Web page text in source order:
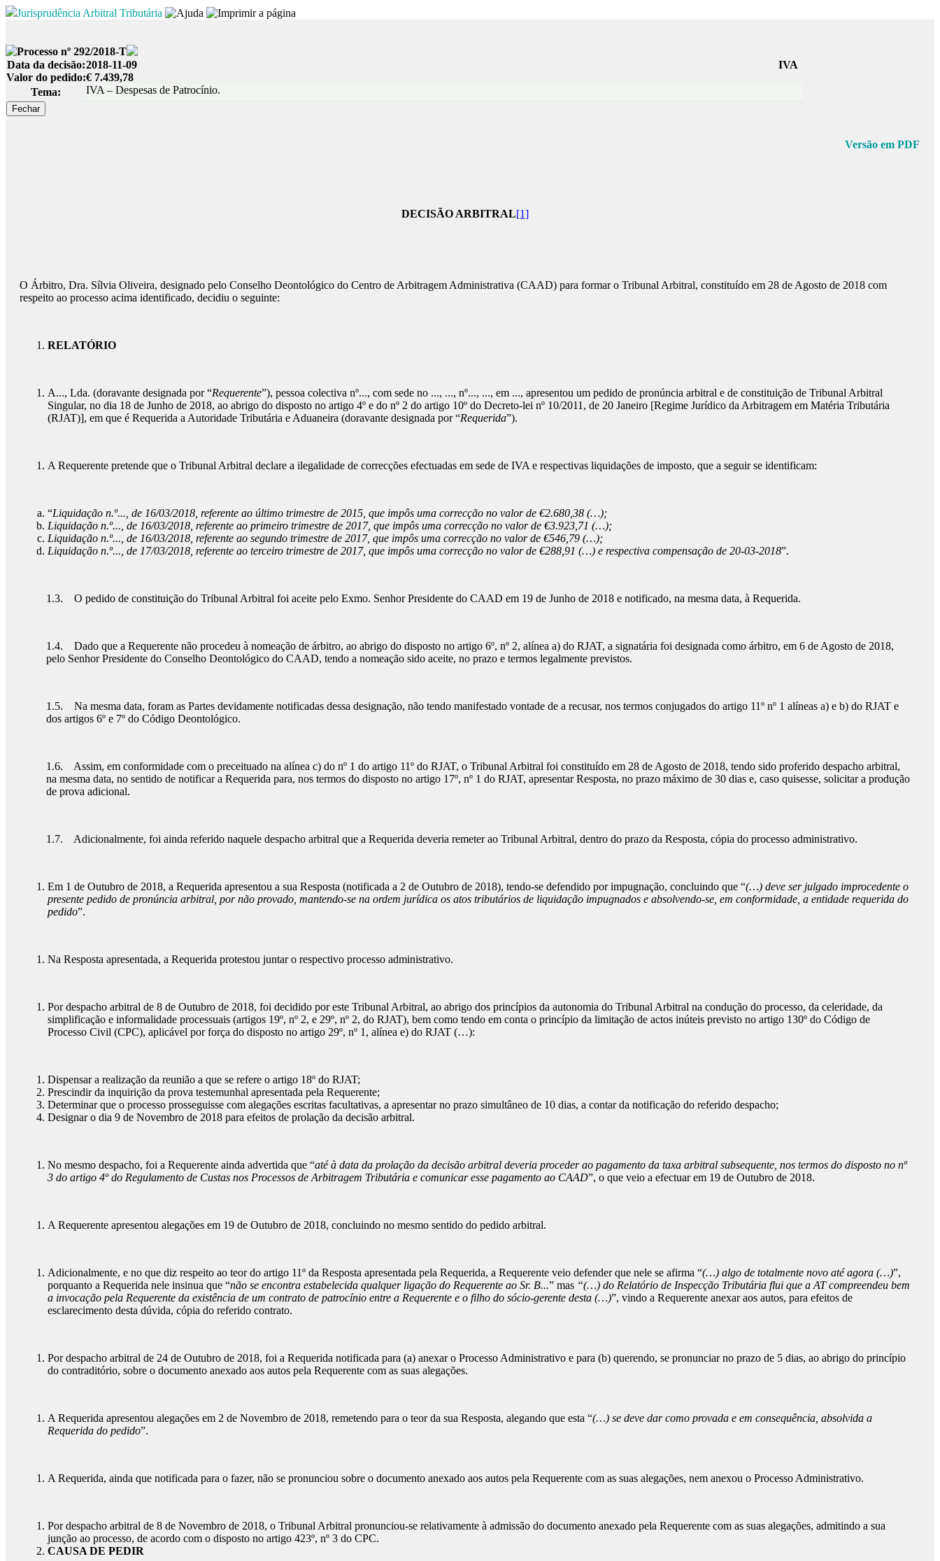
Jurisprudência Arbitral Tributária
Processo nº 292/2018-T
Data da decisão:2018-11-09
IVA
Valor do pedido:€ 7.439,78
Tema:
IVA – Despesas de Patrocínio.
Versão em PDF
DECISÃO ARBITRAL[1]
O Árbitro, Dra. Sílvia Oliveira, designado pelo Conselho Deontológico do Centro de Arbitragem Administrativa (CAAD) para formar o Tribunal Arbitral, constituído em 28 de Agosto de 2018 com
respeito ao processo acima identificado, decidiu o seguinte:
RELATÓRIO
A..., Lda. (doravante designada por “Requerente”), pessoa colectiva nº..., com sede no ..., ..., nº..., ..., em ..., apresentou um pedido de pronúncia arbitral e de constituição de Tribunal Arbitral
Singular, no dia 18 de Junho de 2018, ao abrigo do disposto no artigo 4º e do nº 2 do artigo 10º do Decreto-lei nº 10/2011, de 20 Janeiro [Regime Jurídico da Arbitragem em Matéria Tributária
(RJAT)], em que é Requerida a Autoridade Tributária e Aduaneira (doravante designada por “Requerida”).
A Requerente pretende que o Tribunal Arbitral declare a ilegalidade de correcções efectuadas em sede de IVA e respectivas liquidações de imposto, que a seguir se identificam:
“Liquidação n.º..., de 16/03/2018, referente ao último trimestre de 2015, que impôs uma correcção no valor de €2.680,38 (…);
Liquidação n.º..., de 16/03/2018, referente ao primeiro trimestre de 2017, que impôs uma correcção no valor de €3.923,71 (…);
Liquidação n.º..., de 16/03/2018, referente ao segundo trimestre de 2017, que impôs uma correcção no valor de €546,79 (…);
Liquidação n.º..., de 17/03/2018, referente ao terceiro trimestre de 2017, que impôs uma correcção no valor de €288,91 (…) e respectiva compensação de 20-03-2018”.
1.3. O pedido de constituição do Tribunal Arbitral foi aceite pelo Exmo. Senhor Presidente do CAAD em 19 de Junho de 2018 e notificado, na mesma data, à Requerida.
1.4. Dado que a Requerente não procedeu à nomeação de árbitro, ao abrigo do disposto no artigo 6º, nº 2, alínea a) do RJAT, a signatária foi designada como árbitro, em 6 de Agosto de 2018,
pelo Senhor Presidente do Conselho Deontológico do CAAD, tendo a nomeação sido aceite, no prazo e termos legalmente previstos.
1.5. Na mesma data, foram as Partes devidamente notificadas dessa designação, não tendo manifestado vontade de a recusar, nos termos conjugados do artigo 11º nº 1 alíneas a) e b) do RJAT e
dos artigos 6º e 7º do Código Deontológico.
1.6. Assim, em conformidade com o preceituado na alínea c) do nº 1 do artigo 11º do RJAT, o Tribunal Arbitral foi constituído em 28 de Agosto de 2018, tendo sido proferido despacho arbitral,
na mesma data, no sentido de notificar a Requerida para, nos termos do disposto no artigo 17º, nº 1 do RJAT, apresentar Resposta, no prazo máximo de 30 dias e, caso quisesse, solicitar a produção
de prova adicional.
1.7. Adicionalmente, foi ainda referido naquele despacho arbitral que a Requerida deveria remeter ao Tribunal Arbitral, dentro do prazo da Resposta, cópia do processo administrativo.
Em 1 de Outubro de 2018, a Requerida apresentou a sua Resposta (notificada a 2 de Outubro de 2018), tendo-se defendido por impugnação, concluindo que “(…) deve ser julgado improcedente o
presente pedido de pronúncia arbitral, por não provado, mantendo-se na ordem jurídica os atos tributários de liquidação impugnados e absolvendo-se, em conformidade, a entidade requerida do
pedido”.
Na Resposta apresentada, a Requerida protestou juntar o respectivo processo administrativo.
Por despacho arbitral de 8 de Outubro de 2018, foi decidido por este Tribunal Arbitral, ao abrigo dos princípios da autonomia do Tribunal Arbitral na condução do processo, da celeridade, da
simplificação e informalidade processuais (artigos 19º, nº 2, e 29º, nº 2, do RJAT), bem como tendo em conta o princípio da limitação de actos inúteis previsto no artigo 130º do Código de
Processo Civil (CPC), aplicável por força do disposto no artigo 29º, nº 1, alínea e) do RJAT (…):
Dispensar a realização da reunião a que se refere o artigo 18º do RJAT;
Prescindir da inquirição da prova testemunhal apresentada pela Requerente;
Determinar que o processo prosseguisse com alegações escritas facultativas, a apresentar no prazo simultâneo de 10 dias, a contar da notificação do referido despacho;
Designar o dia 9 de Novembro de 2018 para efeitos de prolação da decisão arbitral.
No mesmo despacho, foi a Requerente ainda advertida que “até à data da prolação da decisão arbitral deveria proceder ao pagamento da taxa arbitral subsequente, nos termos do disposto no nº
3 do artigo 4º do Regulamento de Custas nos Processos de Arbitragem Tributária e comunicar esse pagamento ao CAAD”, o que veio a efectuar em 19 de Outubro de 2018.
A Requerente apresentou alegações em 19 de Outubro de 2018, concluindo no mesmo sentido do pedido arbitral.
Adicionalmente, e no que diz respeito ao teor do artigo 11º da Resposta apresentada pela Requerida, a Requerente veio defender que nele se afirma “(…) algo de totalmente novo até agora (…)”,
porquanto a Requerida nele insinua que “não se encontra estabelecida qualquer ligação do Requerente ao Sr. B...” mas “(…) do Relatório de Inspecção Tributária flui que a AT compreendeu bem
a invocação pela Requerente da existência de um contrato de patrocínio entre a Requerente e o filho do sócio-gerente desta (…)”, vindo a Requerente anexar aos autos, para efeitos de
esclarecimento desta dúvida, cópia do referido contrato.
Por despacho arbitral de 24 de Outubro de 2018, foi a Requerida notificada para (a) anexar o Processo Administrativo e para (b) querendo, se pronunciar no prazo de 5 dias, ao abrigo do princípio
do contraditório, sobre o documento anexado aos autos pela Requerente com as suas alegações.
A Requerida apresentou alegações em 2 de Novembro de 2018, remetendo para o teor da sua Resposta, alegando que esta “(…) se deve dar como provada e em consequência, absolvida a
Requerida do pedido”.
A Requerida, ainda que notificada para o fazer, não se pronunciou sobre o documento anexado aos autos pela Requerente com as suas alegações, nem anexou o Processo Administrativo.
Por despacho arbitral de 8 de Novembro de 2018, o Tribunal Arbitral pronunciou-se relativamente à admissão do documento anexado pela Requerente com as suas alegações, admitindo a sua
junção ao processo, de acordo com o disposto no artigo 423º, nº 3 do CPC.
CAUSA DE PEDIR